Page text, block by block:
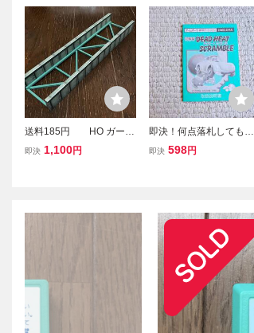
送料185円 HO ガータ
ー橋梁 自作品 １個売
即決 1,100円
即決！何点落札しても送
料185円★ デッドヒー
即決 598円